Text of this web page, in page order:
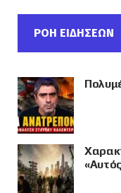
ΡΟΗ ΕΙΔΗΣΕΩΝ